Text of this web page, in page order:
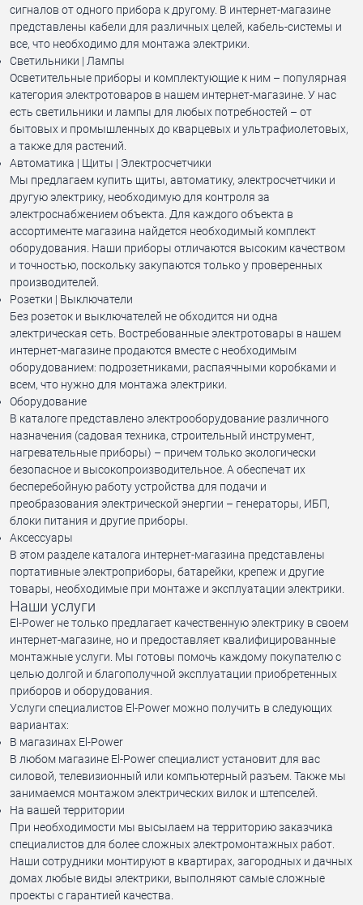
сигналов от одного прибора к другому. В интернет-магазине
представлены кабели для различных целей, кабель-системы и
все, что необходимо для монтажа электрики.
Светильники | Лампы
Осветительные приборы и комплектующие к ним – популярная
категория электротоваров в нашем интернет-магазине. У нас
есть светильники и лампы для любых потребностей – от
бытовых и промышленных до кварцевых и ультрафиолетовых,
а также для растений.
Автоматика | Щиты | Электросчетчики
Мы предлагаем купить щиты, автоматику, электросчетчики и
другую электрику, необходимую для контроля за
электроснабжением объекта. Для каждого объекта в
ассортименте магазина найдется необходимый комплект
оборудования. Наши приборы отличаются высоким качеством
и точностью, поскольку закупаются только у проверенных
производителей.
Розетки | Выключатели
Без розеток и выключателей не обходится ни одна
электрическая сеть. Востребованные электротовары в нашем
интернет-магазине продаются вместе с необходимым
оборудованием: подрозетниками, распаячными коробками и
всем, что нужно для монтажа электрики.
Оборудование
В каталоге представлено электрооборудование различного
назначения (садовая техника, строительный инструмент,
нагревательные приборы) – причем только экологически
безопасное и высокопроизводительное. А обеспечат их
бесперебойную работу устройства для подачи и
преобразования электрической энергии – генераторы, ИБП,
блоки питания и другие приборы.
Аксессуары
В этом разделе каталога интернет-магазина представлены
портативные электроприборы, батарейки, крепеж и другие
товары, необходимые при монтаже и эксплуатации электрики.
Наши услуги
El-Power не только предлагает качественную электрику в своем
интернет-магазине, но и предоставляет квалифицированные
монтажные услуги. Мы готовы помочь каждому покупателю с
целью долгой и благополучной эксплуатации приобретенных
приборов и оборудования.
Услуги специалистов El-Power можно получить в следующих
вариантах:
В магазинах El-Power
В любом магазине El-Power специалист установит для вас
силовой, телевизионный или компьютерный разъем. Также мы
занимаемся монтажом электрических вилок и штепселей.
На вашей территории
При необходимости мы высылаем на территорию заказчика
специалистов для более сложных электромонтажных работ.
Наши сотрудники монтируют в квартирах, загородных и дачных
домах любые виды электрики, выполняют самые сложные
проекты с гарантией качества.